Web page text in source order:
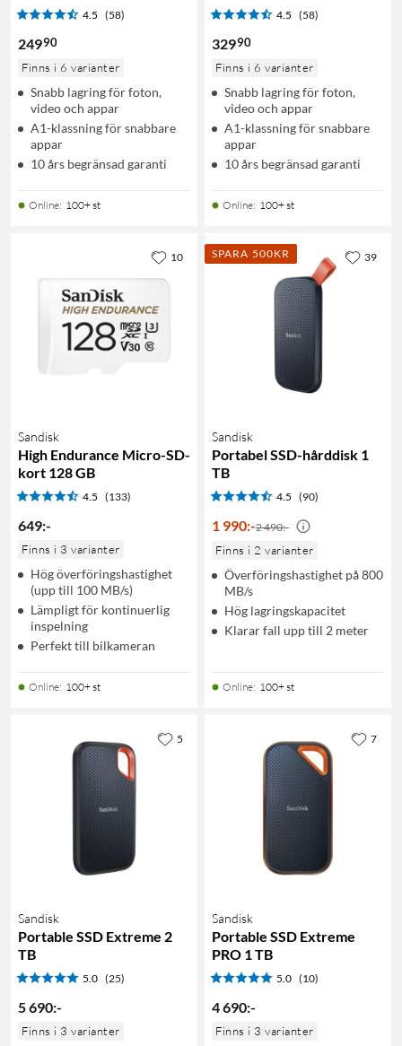
4.5 (58)
24990
Finns i 6 varianter
Snabb lagring för foton,
video och appar
A1-klassning för snabbare
appar
10 års begränsad garanti
Online: 100+ st
4.5 (58)
32990
Finns i 6 varianter
Snabb lagring för foton,
video och appar
A1-klassning för snabbare
appar
10 års begränsad garanti
Online: 100+ st
Sandisk
High Endurance Micro-SD-
kort 128 GB
4.5 (133)
649:-
Finns i 3 varianter
Hög överföringshastighet
(upp till 100 MB/s)
Lämpligt för kontinuerlig
inspelning
Perfekt till bilkameran
Online: 100+ st
10 SPARA 500KR
Sandisk
Portabel SSD-hårddisk 1
TB
4.5 (90)
1 990:-2 490:-
Finns i 2 varianter
Överföringshastighet på 800
MB/s
Hög lagringskapacitet
Klarar fall upp till 2 meter
Online: 100+ st
39
Sandisk
Portable SSD Extreme 2
TB
5.0 (25)
5 690:-
Finns i 3 varianter
5
Sandisk
Portable SSD Extreme
PRO 1 TB
5.0 (10)
4 690:-
Finns i 3 varianter
7